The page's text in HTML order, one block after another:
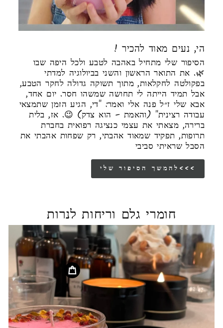
! הי, נעים מאוד להכיר
הסיפור שלי מתחיל באהבה לטבע ולכל היפה שבו
🌿. את התואר הראשון והשני בביולוגיה למדתי
בפקולטה לחקלאות, מתוך תשוקה גדולה לחקר הטבע,
אבל תמיד הייתה לי תחושה שמשהו חסר. יום אחד,
אבא שלי ז״ל פנה אלי ואמר: "די, הגיע הזמן שתמצאי
עבודה רצינית" (והאמת – הוא צדק) 😉. אז, בלית
ברירה, מצאתי את עצמי כנציגה רפואית בחברת
תרופות, תפקיד שמאוד אהבתי, רק שפחות אהבתי את
הסבל שראיתי סביבי
להמשך הסיפור שלי<<<
חומרי גלם וריחות לנרות